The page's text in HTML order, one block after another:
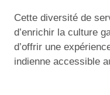
Cette diversité de
d’enrichir la culture
d’offrir une
indienne accessible